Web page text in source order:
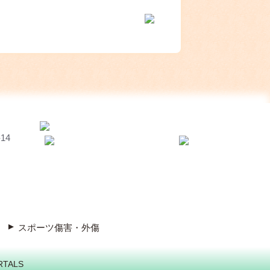
スポーツ傷害・外傷